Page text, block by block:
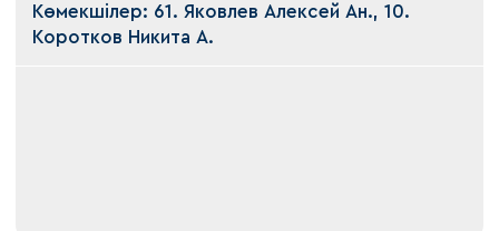
Көмекшілер: 61. Яковлев Алексей Ан., 10.
Коротков Никита А.